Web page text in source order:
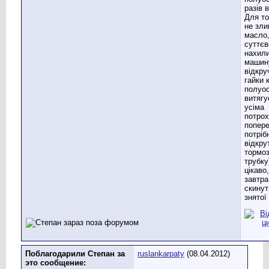
разів
Для
не
гайки
усіма
Поблагодарили Степан за
это сообщение:
ruslankarpaty (08.04.2012)